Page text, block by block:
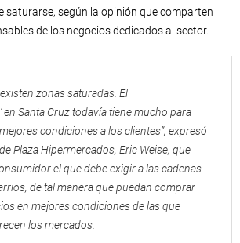
saturarse, según la opinión que comparten
de los negocios dedicados al sector.
zonas saturadas. El
en Santa Cruz todavía tiene mucho para
condiciones a los clientes”, expresó
Plaza Hipermercados, Eric Weise, que
el que debe exigir a las cadenas
de tal manera que puedan comprar
en mejores condiciones de las que
los mercados.